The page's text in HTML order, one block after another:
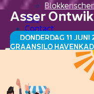
FAQ
Contact
Home
Asser
DONDERDAG 11 JUNI
GRAANSILO